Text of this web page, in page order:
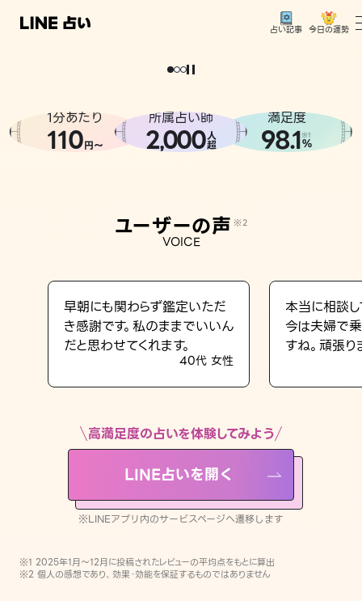
占い記事 今日の運勢
相談事例
LINE占いを開く
※LINEアプリ内のサービスページへ遷移します
どうせなら
。
1分あたり
110円〜
所属占い師
2,000人
超
満足度
98.1※1
%
ユーザーの声 ※2
VOICE
早朝にも関わらず鑑定いただ
き感謝です。私のままでいいん
だと思わせてくれます。
40代 女性
本当に相談し
今は夫婦で
すね。頑張り
高満足度の占いを体験してみよう
LINE占いを開く
※LINEアプリ内のサービスページへ遷移します
※1 2025年1月〜12月に投稿されたレビューの平均点をもとに算出
※2 個人の感想であり、効果・効能を保証するものではありません